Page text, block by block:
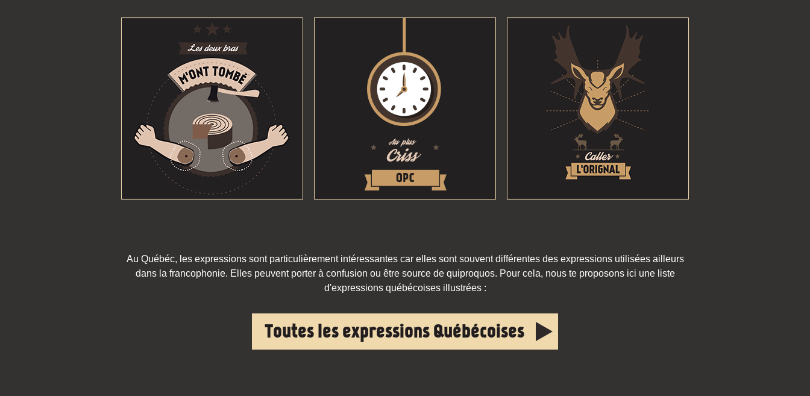
Au Québéc, les expressions sont particulièrement intéressantes car elles sont souvent différentes des expressions utilisées ailleurs
dans la francophonie. Elles peuvent porter à confusion ou être source de quiproquos. Pour cela, nous te proposons ici une liste
d'expressions québécoises illustrées :
Toutes les expressions Québécoises